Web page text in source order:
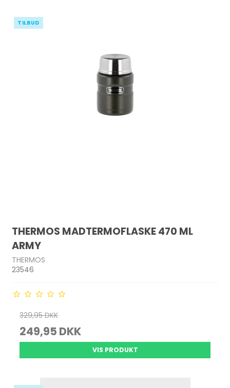
TILBUD
THERMOS MADTERMOFLASKE 470 ML
ARMY
THERMOS
23546
329,95 DKK
249,95 DKK
VIS PRODUKT